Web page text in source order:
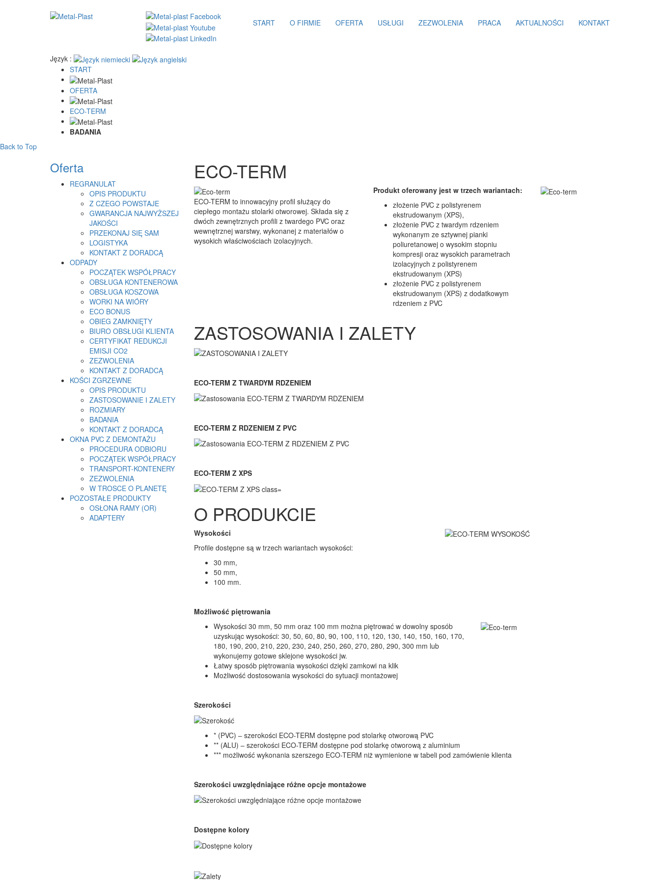
START O FIRMIE OFERTA USŁUGI ZEZWOLENIA PRACA AKTUALNOŚCI KONTAKT
Język :
START
OFERTA
ECO-TERM
BADANIA
Back to Top
Oferta
REGRANULAT
OPIS PRODUKTU
Z CZEGO POWSTAJE
GWARANCJA NAJWYŻSZEJ
JAKOŚCI
PRZEKONAJ SIĘ SAM
LOGISTYKA
KONTAKT Z DORADCĄ
ODPADY
POCZĄTEK WSPÓŁPRACY
OBSŁUGA KONTENEROWA
OBSŁUGA KOSZOWA
WORKI NA WIÓRY
ECO BONUS
OBIEG ZAMKNIĘTY
BIURO OBSŁUGI KLIENTA
CERTYFIKAT REDUKCJI
EMISJI CO2
ZEZWOLENIA
KONTAKT Z DORADCĄ
KOŚCI ZGRZEWNE
OPIS PRODUKTU
ZASTOSOWANIE I ZALETY
ROZMIARY
BADANIA
KONTAKT Z DORADCĄ
OKNA PVC Z DEMONTAŻU
PROCEDURA ODBIORU
POCZĄTEK WSPÓŁPRACY
TRANSPORT-KONTENERY
ZEZWOLENIA
W TROSCE O PLANETĘ
POZOSTAŁE PRODUKTY
OSŁONA RAMY (OR)
ADAPTERY
ECO-TERM
ECO-TERM to innowacyjny profil służący do
ciepłego montażu stolarki otworowej. Składa się z
dwóch zewnętrznych profili z twardego PVC oraz
wewnętrznej warstwy, wykonanej z materiałów o
wysokich właściwościach izolacyjnych.
Produkt oferowany jest w trzech wariantach:
złożenie PVC z polistyrenem
ekstrudowanym (XPS),
złożenie PVC z twardym rdzeniem
wykonanym ze sztywnej pianki
poliuretanowej o wysokim stopniu
kompresji oraz wysokich parametrach
izolacyjnych z polistyrenem
ekstrudowanym (XPS)
złożenie PVC z polistyrenem
ekstrudowanym (XPS) z dodatkowym
rdzeniem z PVC
ZASTOSOWANIA I ZALETY
ECO-TERM Z TWARDYM RDZENIEM
ECO-TERM Z RDZENIEM Z PVC
ECO-TERM Z XPS
O PRODUKCIE
Wysokości
Profile dostępne są w trzech wariantach wysokości:
30 mm,
50 mm,
100 mm.
Możliwość piętrowania
Wysokości 30 mm, 50 mm oraz 100 mm można piętrować w dowolny sposób
uzyskując wysokości: 30, 50, 60, 80, 90, 100, 110, 120, 130, 140, 150, 160, 170,
180, 190, 200, 210, 220, 230, 240, 250, 260, 270, 280, 290, 300 mm lub
wykonujemy gotowe sklejone wysokości jw.
Łatwy sposób piętrowania wysokości dzięki zamkowi na klik
Możliwość dostosowania wysokości do sytuacji montażowej
Szerokości
* (PVC) – szerokości ECO-TERM dostępne pod stolarkę otworową PVC
** (ALU) – szerokości ECO-TERM dostępne pod stolarkę otworową z aluminium
*** możliwość wykonania szerszego ECO-TERM niż wymienione w tabeli pod zamówienie klienta
Szerokości uwzględniające różne opcje montażowe
Dostępne kolory